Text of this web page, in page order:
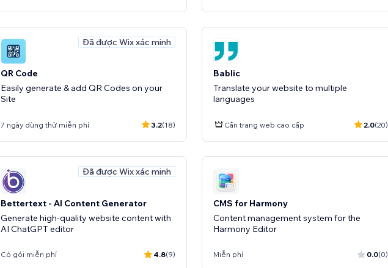
Đã được Wix xác minh
QR Code
Easily generate & add QR Codes on your
Site
7 ngày dùng thử miễn phí 3.2(18)
Bablic
Translate your website to multiple
languages
Cần trang web cao cấp 2.0(20)
Đã được Wix xác minh
Bettertext - AI Content Generator
Generate high-quality website content with
AI ChatGPT editor
Có gói miễn phí 4.8(9)
CMS for Harmony
Content management system for the
Harmony Editor
Miễn phí 0.0(0)